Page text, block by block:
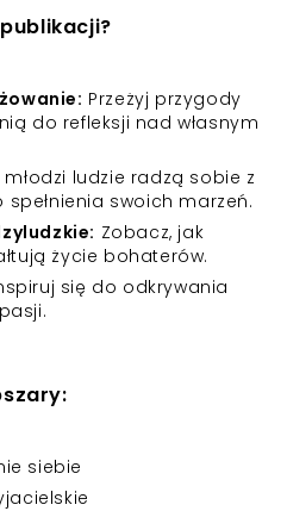
Przeżyj przygody
do refleksji nad własnym
młodzi ludzie radzą sobie z
swoich marzeń.
Zobacz, jak
życie bohaterów.
się do odkrywania
siebie